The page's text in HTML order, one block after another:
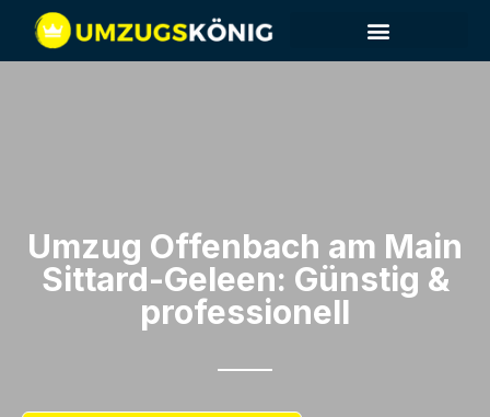
Umzug Offenbach am Main​
Sittard-Geleen: Günstig &
professionell​